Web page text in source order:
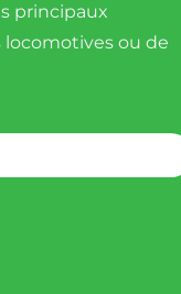
principaux
locomotives ou de